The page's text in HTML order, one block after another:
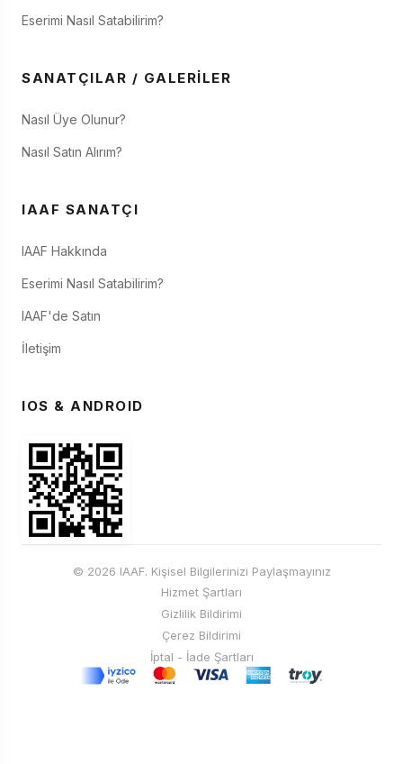
Eserimi Nasıl Satabilirim?
SANATÇILAR / GALERILER
Nasıl Üye Olunur?
Nasıl Satın Alırım?
IAAF SANATÇI
IAAF Hakkında
Eserimi Nasıl Satabilirim?
IAAF'de Satın
İletişim
IOS & ANDROID
© 2026 IAAF. Kişisel Bilgilerinizi Paylaşmayınız
Hizmet Şartları
Gizlilik Bildirimi
Çerez Bildirimi
İptal - İade Şartları